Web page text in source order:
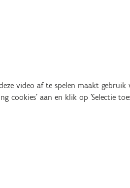
video af te spelen maakt
cookies' aan en klik op 'Selectie